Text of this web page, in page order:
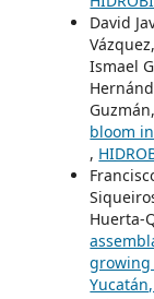
David
Ismael
Guzmán,
bloom
,
Huerta-
growing